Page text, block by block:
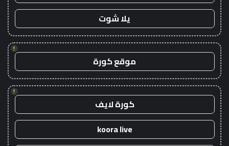
يلا شوت
!
موقع كورة
!
كورة لايف
koora live